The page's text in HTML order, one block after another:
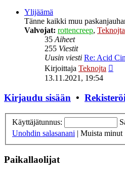
Ylijäämä
Tänne kaikki muu
Valvojat: rottencreep, Teknojta
35Aiheet
255 Viestit
Uusin viesti Re: Acid
Kirjoittaja Teknojta
13.11.2021, 19:54
Kirjaudu sisään •
Käyttäjätunnus:
Unohdin salasanani | Muista minut
Paikallaolijat